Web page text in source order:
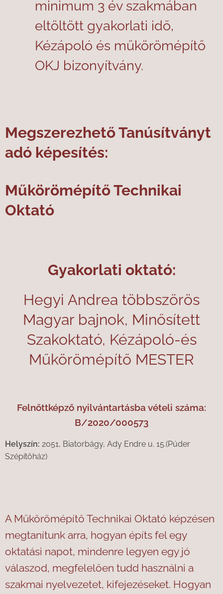
minimum 3 év szakmában
eltöltött gyakorlati idő,
Kézápoló és műkörömépítő
OKJ bizonyítvány.
Megszerezhető Tanúsítványt
adó képesítés:
Műkörömépítő Technikai
Oktató
Gyakorlati oktató:
Hegyi Andrea többszörös
Magyar bajnok, Minősített
Szakoktató, Kézápoló-és
Műkörömépítő MESTER
Felnőttképző nyilvántartásba vételi száma:
B/2020/000573
Helyszín: 2051, Biatorbágy, Ady Endre u. 15.(Púder
Szépítőház)
A Műkörömépítő Technikai Oktató képzésen
megtanítunk arra, hogyan építs fel egy
oktatási napot, mindenre legyen egy jó
válaszod, megfelelően tudd használni a
szakmai nyelvezetet, kifejezéseket. Hogyan